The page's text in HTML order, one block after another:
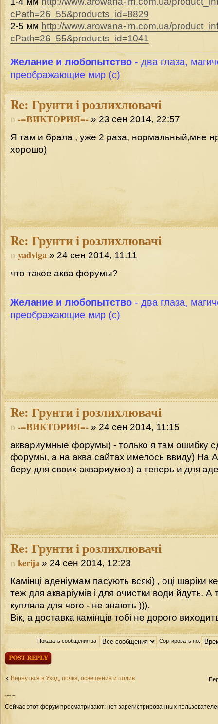
cPath=26_55&products_id=8829
2-5 мм http://www.arowana-im.com.ua/
cPath=26_55&products_id=1041
Желание и любопытство - два глаза,
преображающие мир (с)
Re: Грунти і розлихлювачі
-=ВИКТОРИЯ=- » 23 сен 2014, 22:57
Я там и брала , уже 2 раза, нормальный,мне
хорошо)
Re: Грунти і розлихлювачі
yadviga » 24 сен 2014, 11:11
что такое аква форумы?
Желание и любопытство - два глаза,
преображающие мир (с)
Re: Грунти і розлихлювачі
-=ВИКТОРИЯ=- » 24 сен 2014, 11:15
аквариумные форумы) - только я там ошибку
форумы, а на аква сайтах имелось ввиду) На
беру для своих аквариумов) а теперь и для
Re: Грунти і розлихлювачі
kerija » 24 сен 2014, 12:23
Камінці аденіумам пасують всякі) , оці шаріки
теж для акваріумів і для очистки води йдуть.
купляла для чого - не знають ))).
Вік, а доставка камінців тобі не дорого
Показать сообщения за: Сортировать по:
Ответить
Вернуться в Уход, почва, освещение и полив
Кто сейчас на форуме
Сейчас этот форум просматривают: нет зарегистрированных